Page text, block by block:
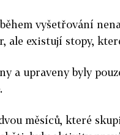
vyšetřování
ale existují stopy,
a upraveny byly
měsíců, které